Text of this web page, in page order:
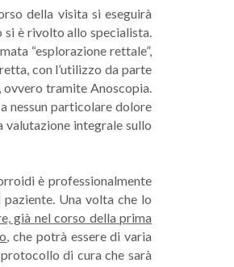
della visita si eseguirà
si è rivolto allo specialista.
“esplorazione rettale”,
con l’utilizzo da parte
tramite Anoscopia.
nessun particolare dolore
integrale sullo
è professionalmente
Una volta che lo
già nel corso della prima
, che potrà essere di varia
di cura che sarà